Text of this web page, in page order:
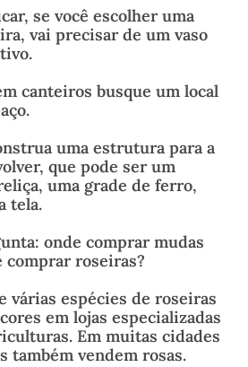
se você escolher uma
vai precisar de um vaso
canteiros busque um local
uma estrutura para a
que pode ser um
uma grade de ferro,
tela.
onde comprar mudas
comprar roseiras?
várias espécies de roseiras
em lojas especializadas
Em muitas cidades
também vendem rosas.